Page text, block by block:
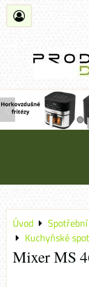
Úvod
Kuchyňské
Mixer MS